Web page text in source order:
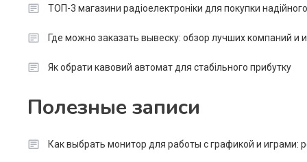
ТОП-3 магазини радіоелектроніки для покупки
Где можно заказать вывеску: обзор лучших компаний и
Як обрати кавовий автомат для стабільного прибутку
Полезные записи
Как выбрать монитор для работы с графикой и играми: